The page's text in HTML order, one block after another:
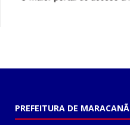
PREFEITURA DE MARACANÃ